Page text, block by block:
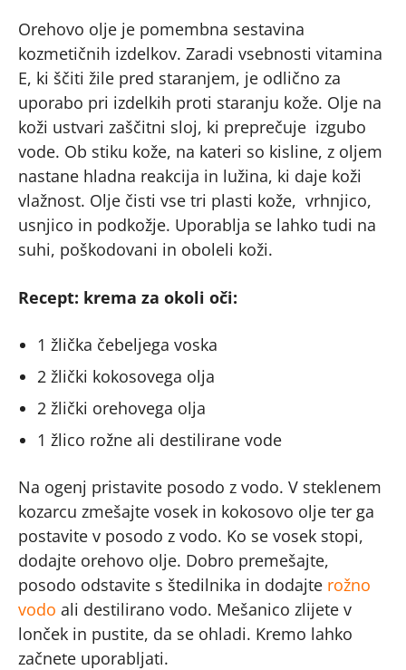
Orehovo olje je pomembna sestavina
kozmetičnih izdelkov. Zaradi vsebnosti vitamina
E, ki ščiti žile pred staranjem, je odlično za
uporabo pri izdelkih proti staranju kože. Olje na
koži ustvari zaščitni sloj, ki preprečuje izgubo
vode. Ob stiku kože, na kateri so kisline, z oljem
nastane hladna reakcija in lužina, ki daje koži
vlažnost. Olje čisti vse tri plasti kože, vrhnjico,
usnjico in podkožje. Uporablja se lahko tudi na
suhi, poškodovani in oboleli koži.
Recept: krema za okoli oči:
1 žlička čebeljega voska
2 žlički kokosovega olja
2 žlički orehovega olja
1 žlico rožne ali destilirane vode
Na ogenj pristavite posodo z vodo. V steklenem
kozarcu zmešajte vosek in kokosovo olje ter ga
postavite v posodo z vodo. Ko se vosek stopi,
dodajte orehovo olje. Dobro premešajte,
posodo odstavite s štedilnika in dodajte rožno
vodo ali destilirano vodo. Mešanico zlijete v
lonček in pustite, da se ohladi. Kremo lahko
začnete uporabljati.